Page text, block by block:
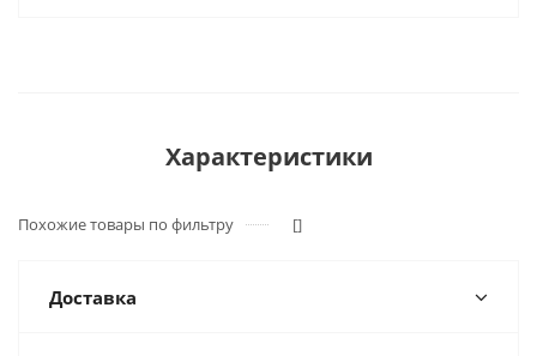
Характеристики
Похожие товары по фильтру []
Доставка